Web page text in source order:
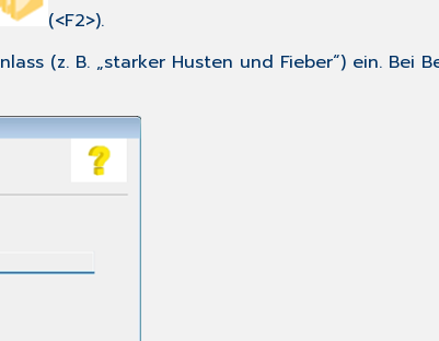
(<F2>).
(z. B. „starker Husten und Fieber“) ein. Bei